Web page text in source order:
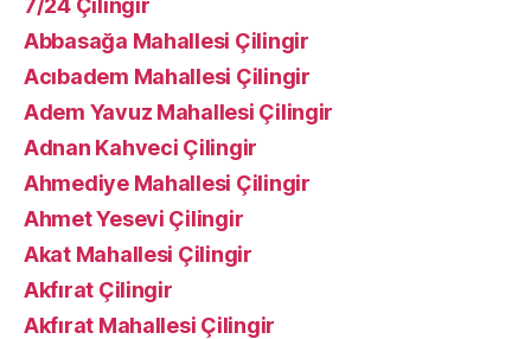
Abbasağa Mahallesi Çilingir
Acıbadem Mahallesi Çilingir
Adem Yavuz Mahallesi Çilingir
Adnan Kahveci Çilingir
Ahmediye Mahallesi Çilingir
Ahmet Yesevi Çilingir
Akat Mahallesi Çilingir
Akfırat Çilingir
Akfırat Mahallesi Çilingir